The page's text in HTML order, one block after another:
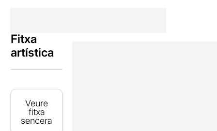
Fitxa
artística
Veure
fitxa
sencera